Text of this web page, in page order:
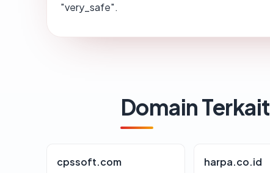
"very_safe".
Domain Terkait
cpssoft.com harpa.co.id